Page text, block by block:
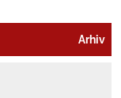
Arhiv